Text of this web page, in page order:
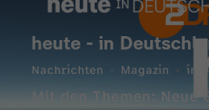
heute - in
Nachrichten Magazin
Mit den Themen: